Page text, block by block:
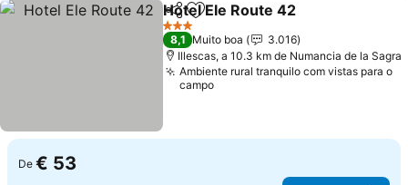
PartilharAdicionar aos favoritos
Hotel Ele Route 42
3 Estrelas
8,1 Muito boa
3.016
Illescas, a 10.3 km de Numancia de la Sagra
Ambiente rural tranquilo com vistas para o
campo
De € 53